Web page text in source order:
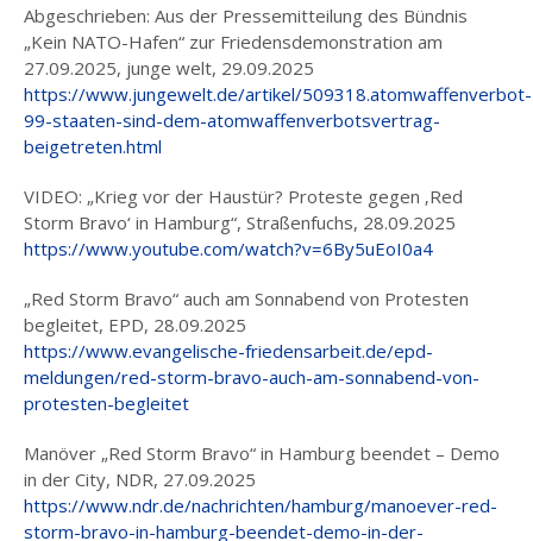
DES DEMO-
AUFRUFS
CALL FOR
DEMONSTRATION
(ENGLISH)
FARSI
DEMO-ROUTE
DOKUMENTATION
AKTIVITÄTEN 2025
INFOS
ARBEITSSICHERSTELLUNGSGESETZ
PRESSESPIEGEL
Abgeschrieben: Aus der Pressemitteilung des Bündnis
„Kein NATO-Hafen“ zur Friedensdemonstration am
27.09.2025, junge welt, 29.09.2025
https://www.jungewelt.de/artikel/509318.atomwaffenverbot-
99-staaten-sind-dem-atomwaffenverbotsvertrag-
beigetreten.html
VIDEO: „Krieg vor der Haustür? Proteste gegen ‚Red
Storm Bravo‘ in Hamburg“, Straßenfuchs, 28.09.2025
https://www.youtube.com/watch?v=6By5uEoI0a4
„Red Storm Bravo“ auch am Sonnabend von Protesten
begleitet, EPD, 28.09.2025
https://www.evangelische-friedensarbeit.de/epd-
meldungen/red-storm-bravo-auch-am-sonnabend-von-
protesten-begleitet
Manöver „Red Storm Bravo“ in Hamburg beendet – Demo
in der City, NDR, 27.09.2025
https://www.ndr.de/nachrichten/hamburg/manoever-red-
storm-bravo-in-hamburg-beendet-demo-in-der-